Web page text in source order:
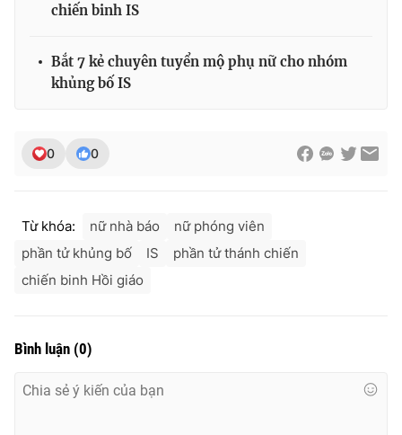
Ðiện thoại Thời báo VTV:
Liên hệ quảng cáo:024-7300.7108
thông tin từ website này.
chiến binh IS
Bắt 7 kẻ chuyên tuyển mộ phụ nữ cho nhóm
khủng bố IS
0 0
Từ khóa: nữ nhà báo
nữ phóng viên
phần tử khủng bố
IS
phần tử thánh chiến
chiến binh Hồi giáo
Bình luận (0)